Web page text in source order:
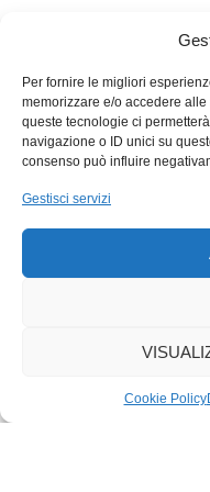
Per fornire le migliori
memorizzare e/o accedere
queste tecnologie ci
navigazione o ID unici su
consenso può influire
Gestisci servizi
Cookie Policy
Ma torniamo a Russell e
questione: «Non posso
il risultato sia stato molto
filosofo, persisteva: «Noi
pericolo, noi stessi, i
pronipoti, se non
all’incomunicabilità tra le
dominandi» che soffoca